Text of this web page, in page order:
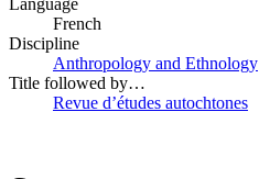
Language
French
Discipline
Anthropology and Ethnology
Title followed by…
Revue d’études autochtones